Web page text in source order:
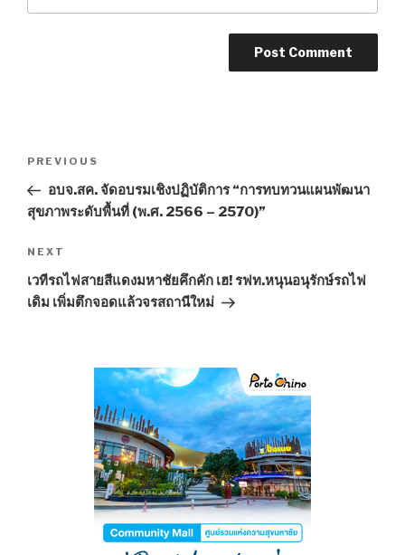
Post
navigation
Previous
Post
PREVIOUS
อบจ.สค. จัดอบรมเชิงปฏิบัติการ “การทบทวนแผนพัฒนา
สุขภาพระดับพื้นที่ (พ.ศ. 2566 – 2570)”
Next
Post
NEXT
เวทีรถไฟสายสีแดงมหาชัยคึกคัก เฮ! รฟท.หนุนอนุรักษ์รถไฟ
เดิม เพิ่มตึกจอดแล้วจรสถานีใหม่